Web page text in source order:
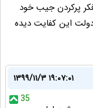
پرکردن جیب خود
این کفایت دیده
۱۳۹۹/۱۱/۳ ۱۹:۰۷:۰۱
35